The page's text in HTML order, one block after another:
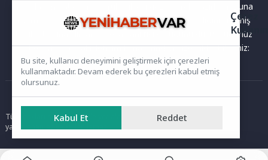
Yayınlanan haberler doğruluk ilkesi gözetilerek hazırlanır. Buna
rağmen bazı içeriklerde eksik, hatalı veya güncelliğini yitirmiş
bilgiler bulunabilir.Yanlış veya yanıltıcı olduğunu düşündüğünüz
haberleri aşağıdaki iletişim kanallarından bize bildirebilirsiniz:
Ana Sayfa
Tüm hakları saklıdır. Sitede yer alan içerikler izinsiz kopyalanamaz,
yayımlanamaz ve kullanılamaz.
Çerez
Bu site, kullanıcı deneyimini geliştirmek için çerezleri
kullanmaktadır. Devam ederek bu çerezleri kabul etmiş
olursunuz.
Kabul Et Reddet